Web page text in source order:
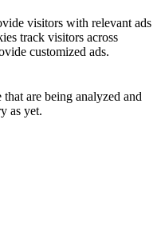
visitors with relevant ads
track visitors across
customized ads.
are being analyzed and
as yet.